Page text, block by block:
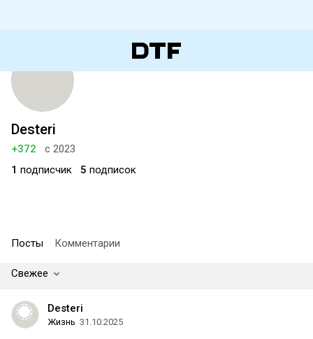
Desteri
+372
с 2023
1 подписчик 5 подписок
Посты Комментарии
Свежее
Desteri
Жизнь 31.10.2025